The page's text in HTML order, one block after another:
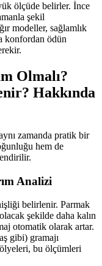
ölçüde belirler. İnce
şekil
modeller, sağlamlık
konfordan ödün
Olmalı?
Hakkında
zamanda pratik bir
hem de
Analizi
belirlenir. Parmak
şekilde daha kalın
otomatik olarak artar.
gibi) gramajı
bu ölçümleri